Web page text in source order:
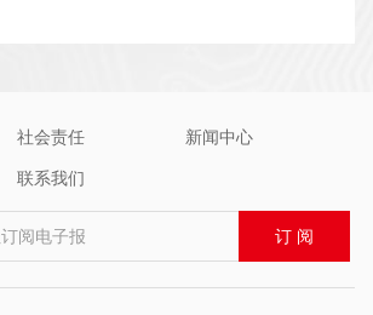
社会责任 新闻中心
联系我们
阅电子报 订 阅